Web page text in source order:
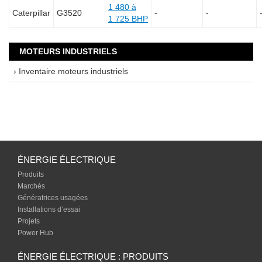
Caterpillar G3520
1 480 à
1 725 BHP
- - -
MOTEURS INDUSTRIELS
› Inventaire moteurs industriels
ÉNERGIE ÉLECTRIQUE
Produits
Marchés
Génératrices usagées
Installations d’essai
Projets
Power Hub
ÉNERGIE ÉLECTRIQUE : PRODUITS